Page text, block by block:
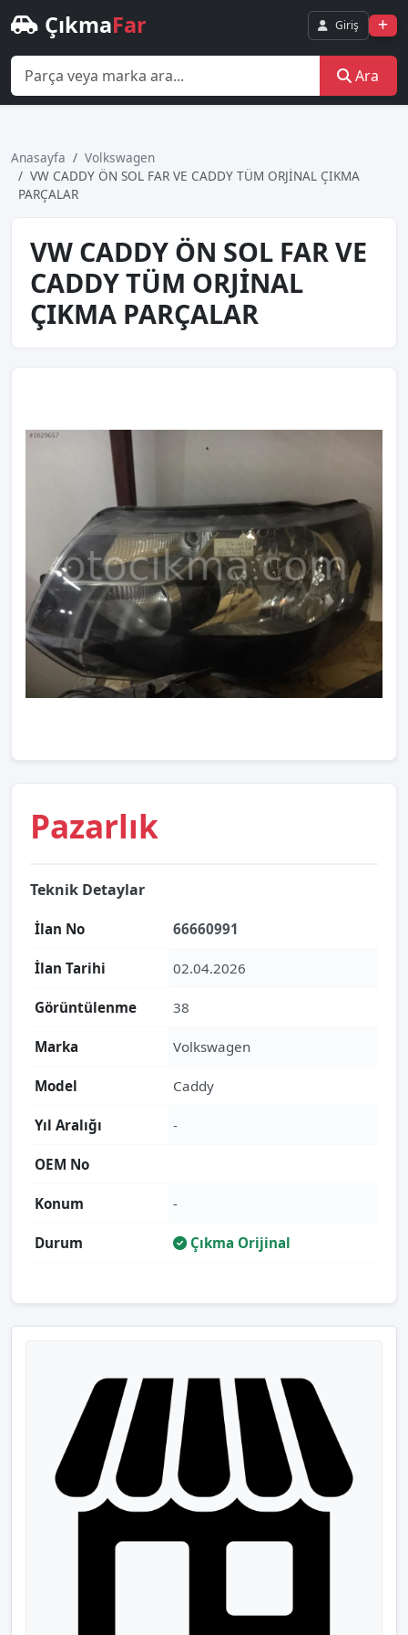
ÇıkmaFar Giriş
Ara
Anasayfa
Volkswagen
VW CADDY ÖN SOL FAR VE CADDY TÜM ORJİNAL ÇIKMA
PARÇALAR
VW CADDY ÖN SOL FAR VE
CADDY TÜM ORJİNAL
ÇIKMA PARÇALAR
Pazarlık
Teknik Detaylar
İlan No 66660991
İlan Tarihi 02.04.2026
Görüntülenme 38
Marka Volkswagen
Model Caddy
Yıl Aralığı -
OEM No
Konum -
Durum Çıkma Orijinal